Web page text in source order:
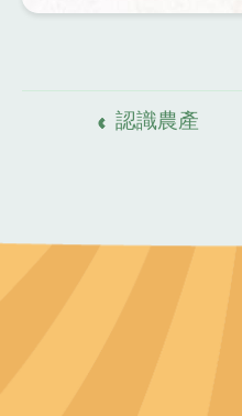
認識農產